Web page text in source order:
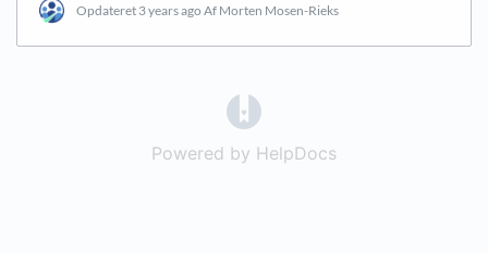
Opdateret 3 years ago Af Morten Mosen-Rieks
Powered by HelpDocs